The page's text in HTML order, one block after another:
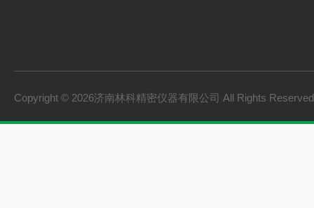
Copyright © 2026济南林科精密仪器有限公司 All Rights